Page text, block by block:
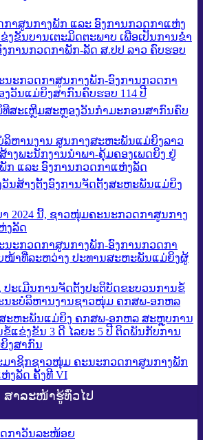
າສູນກາງພັກ ແລະ ອົງການກວດກາແຫ່ງ
ງຂັນບານເຕະມິດຕະພາບ ເພືອເປັນການຂໍ່າ
ການກວດກາພັກ-ລັດ ສ.ປປ ລາວ ຄົບຮອບ
ະກວດກາສູນກາງພັກ-ອົງການກວດກາ
ວັນແມ່ຍິງສາກົນຄົບຮອບ 114 ປີ
ສະເຫຼີມສະຫຼອງວັນກຳມະກອນສາກົນຄົບ
ລິ​ຫານ​ງານ ສູນກາງສະຫະພັນແມ່ຍິງລາວ
ງ​ພະນັກງານນໍາພາ-ຄຸ້ມຄອງເພດ​ຍິງ​ ຢູ່
ກ ແລະ ອົງການກວດກາແຫ່ງລັດ
ນສ້າງຕັ້ງອົງການຈັດຕັ້ງສະຫະພັນແມ່ຍິງ
າ 2024 ນີ້, ຊາວໜຸ່ມຄະນະກວດກາສູນກາງ
ງລັດ
ະກວດກາສູນກາງພັກ-ອົງການກວດກາ
ໜ້າທີ່ລະຫວ່າງ ປະທານສະຫະພັນແມ່ຍິງຜູ້
ປະເມີນການຈັດຕັ້ງປະຕິບັດຂະບວນການຂໍ້
ນະບໍລິຫານງານຊາວໜຸ່ມ ຄກສພ-ອກຫລ
ະຫະພັນແມ່ຍິງ ຄກສພ-ອກຫລ ສະຫຼຸບການ
ແຂ່ງຂັນ 3 ດີ ໄລຍະ 5 ປີ ຕິດພັນກັບການ
ງສາກົນ
ມາຊິກຊາວໜຸ່ມ ຄະນະກວດກາສູນກາງພັກ
ງລັດ ຄັ້ງທີ VI
ສາລະໜ້າຮູ້ທົ່ວໄປ
ກາວັນລະໜ້ອຍ